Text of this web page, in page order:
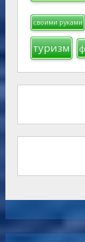
своими руками
туризм